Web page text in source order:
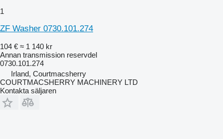
1
ZF Washer 0730.101.274
104 € ≈ 1 140 kr
Annan transmission reservdel
0730.101.274
Irland, Courtmacsherry
COURTMACSHERRY MACHINERY LTD
Kontakta säljaren